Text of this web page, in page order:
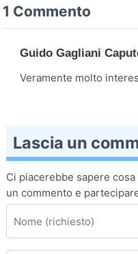
1 Commento
Guido Gagliani
Veramente molto
Lascia un
Ci piacerebbe sapere
un commento e